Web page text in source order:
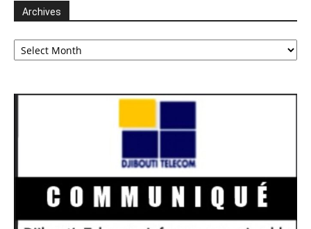
Archives
Archives